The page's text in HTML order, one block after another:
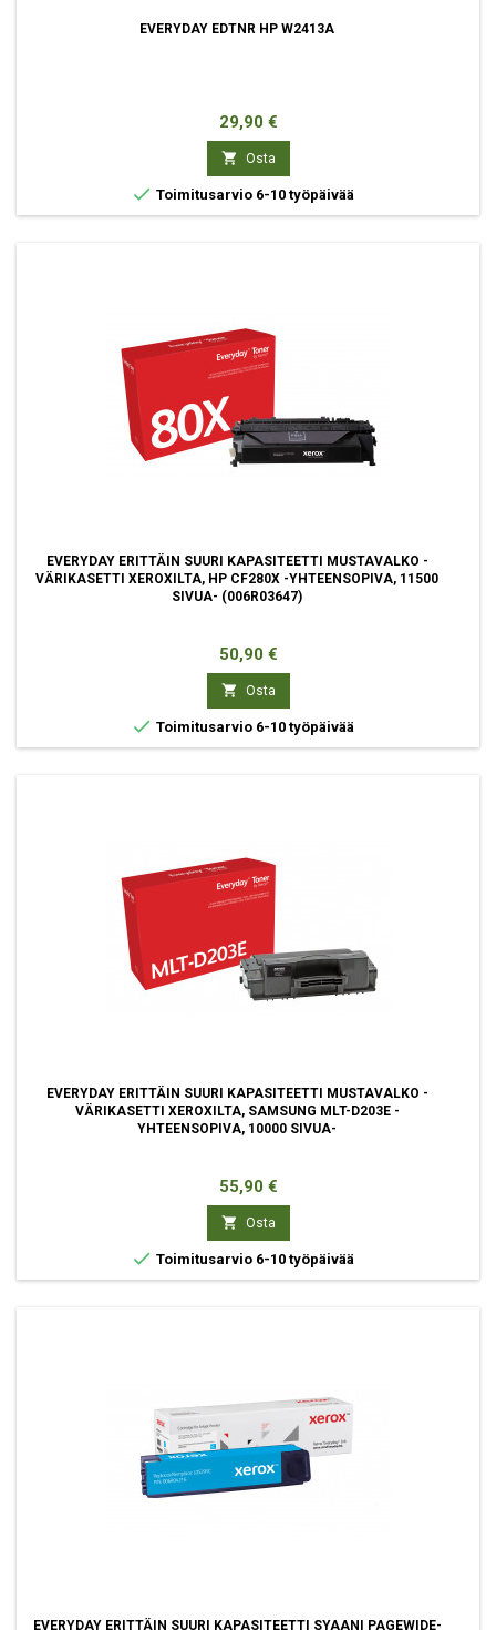
EVERYDAY EDTNR HP W2413A
Hinta
29,90 €
 Osta
 Toimitusarvio 6-10 työpäivää
EVERYDAY ERITTÄIN SUURI KAPASITEETTI MUSTAVALKO -
VÄRIKASETTI XEROXILTA, HP CF280X -YHTEENSOPIVA, 11500
SIVUA- (006R03647)
Hinta
50,90 €
 Osta
 Toimitusarvio 6-10 työpäivää
EVERYDAY ERITTÄIN SUURI KAPASITEETTI MUSTAVALKO -
VÄRIKASETTI XEROXILTA, SAMSUNG MLT-D203E -
YHTEENSOPIVA, 10000 SIVUA-
Hinta
55,90 €
 Osta
 Toimitusarvio 6-10 työpäivää
EVERYDAY ERITTÄIN SUURI KAPASITEETTI SYAANI PAGEWIDE-